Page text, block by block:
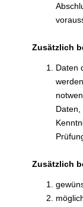
Zusätzlich
Daten
Daten,
Zusätzlich